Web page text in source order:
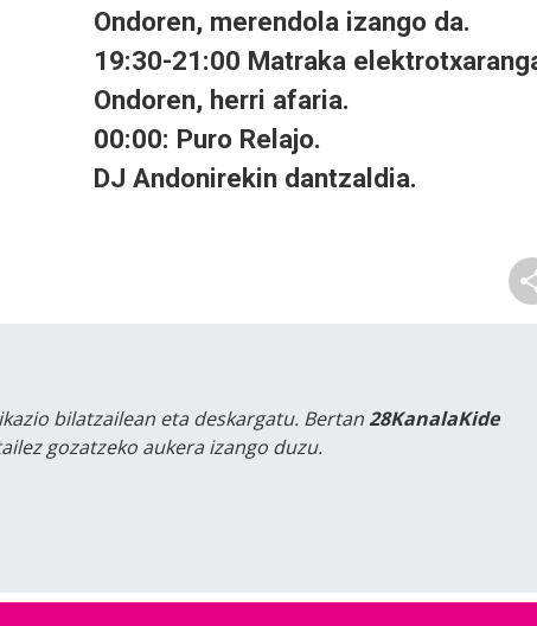
Ondoren, merendola izango da.
19:30-21:00 Matraka
Ondoren, herri afaria.
00:00: Puro Relajo.
DJ Andonirekin dantzaldia.
bilatzailean eta deskargatu. Bertan28KanalaKide
gozatzeko aukera izango duzu.